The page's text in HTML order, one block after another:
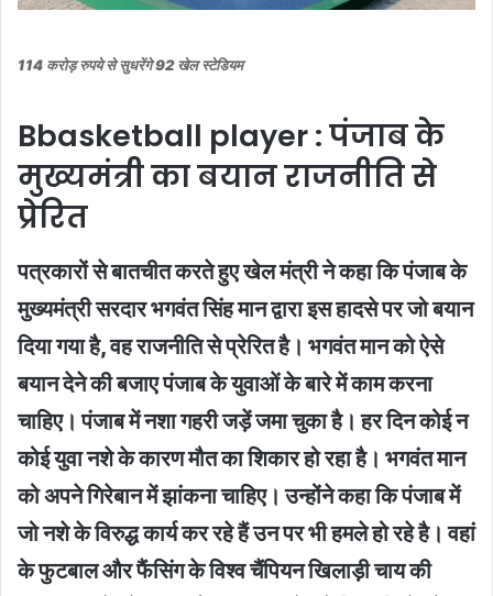
114 करोड़ रुपये से सुधरेंगे 92 खेल स्टेडियम
Bbasketball player : पंजाब के
मुख्यमंत्री का बयान राजनीति से
प्रेरित
पत्रकारों से बातचीत करते हुए खेल मंत्री ने कहा कि पंजाब के
मुख्यमंत्री सरदार भगवंत सिंह मान द्वारा इस हादसे पर जो बयान
दिया गया है, वह राजनीति से प्रेरित है। भगवंत मान को ऐसे
बयान देने की बजाए पंजाब के युवाओं के बारे में काम करना
चाहिए। पंजाब में नशा गहरी जड़ें जमा चुका है। हर दिन कोई न
कोई युवा नशे के कारण मौत का शिकार हो रहा है। भगवंत मान
को अपने गिरेबान में झांकना चाहिए। उन्होंने कहा कि पंजाब में
जो नशे के विरुद्ध कार्य कर रहे हैं उन पर भी हमले हो रहे है। वहां
के फुटबाल और फैंसिंग के विश्व चैंपियन खिलाड़ी चाय की